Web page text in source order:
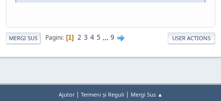
MERGI SUS Pagini 1 2 3 4 5 ... 9 USER ACTIONS
Ajutor| Termeni și Reguli | Mergi Sus ▲